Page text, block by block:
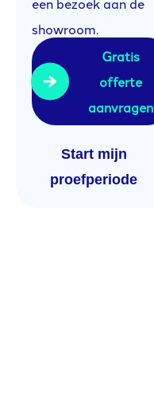
showroom.
Gratis
offerte
aanvragen
Start mijn
proefperiode